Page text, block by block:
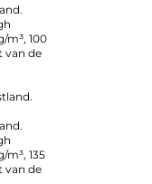
m³, 100
van de
135
van de